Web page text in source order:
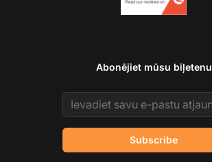
Abonējiet mūsu biļetenu
Email address
Subscribe